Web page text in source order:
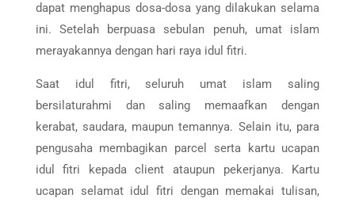
dapat menghapus dosa-dosa yang dilakukan selama
ini. Setelah berpuasa sebulan penuh, umat islam
merayakannya dengan hari raya idul fitri.
Saat idul fitri, seluruh umat islam saling
bersilaturahmi dan saling memaafkan dengan
kerabat, saudara, maupun temannya. Selain itu, para
pengusaha membagikan parcel serta kartu ucapan
idul fitri kepada client ataupun pekerjanya. Kartu
ucapan selamat idul fitri dengan memakai tulisan,